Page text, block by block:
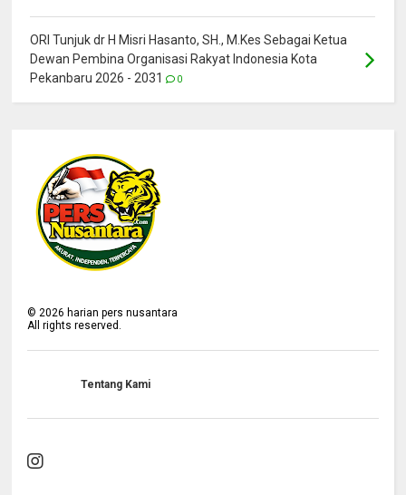
ORI Tunjuk dr H Misri Hasanto, SH., M.Kes Sebagai Ketua
Dewan Pembina Organisasi Rakyat Indonesia Kota
Pekanbaru 2026 - 2031
0
© 2026 harian pers nusantara
All rights reserved.
Tentang Kami